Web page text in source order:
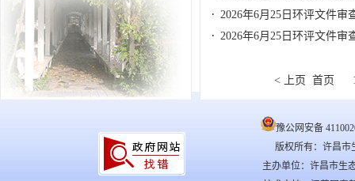
2026年6月25日环评文件审
2026年6月25日环评文件审
< 上页 首页
豫公网安备
版权所有：许昌市
主办单位：许昌市生